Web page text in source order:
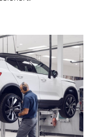
und
Sie uns